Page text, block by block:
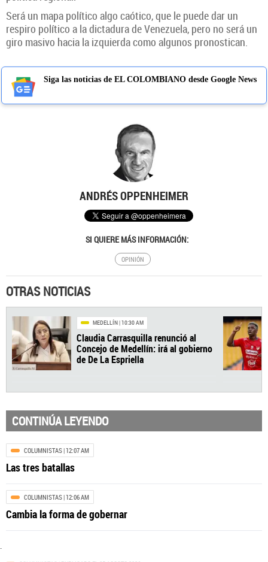
Será un mapa político algo caótico, que le puede dar un
respiro político a la dictadura de Venezuela, pero no será un
giro masivo hacia la izquierda como algunos pronostican.
Siga las noticias de EL COLOMBIANO desde Google News
ANDRÉS OPPENHEIMER
SI QUIERE MÁS INFORMACIÓN:
OPINIÓN
OTRAS NOTICIAS
Claudia Carrasquilla renunció al
CONTINÚA LEYENDO
COLUMNISTAS| 12:07 AM
Las tres batallas
COLUMNISTAS| 12:06 AM
Cambia la forma de gobernar